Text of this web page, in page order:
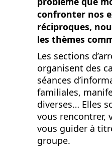
confronter nos
réciproques,
les thèmes
Les sections
organisent des
séances
familiales,
diverses… Elles
vous rencontrer,
vous guider à
groupe.